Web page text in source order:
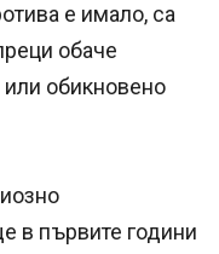
е имало, са
обаче
или обикновено
в първите години